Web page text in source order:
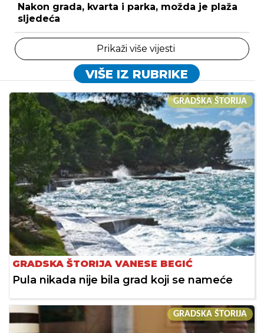
Nakon grada, kvarta i parka, možda je plaža
sljedeća
Prikaži više vijesti
VIŠE IZ RUBRIKE
GRADSKA ŠTORIJA
GRADSKA ŠTORIJA VANESE BEGIĆ
Pula nikada nije bila grad koji se nameće
GRADSKA ŠTORIJA